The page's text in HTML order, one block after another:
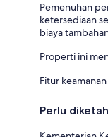
Pemenuhan
ketersediaan
biaya
Properti ini
Fitur
Perlu